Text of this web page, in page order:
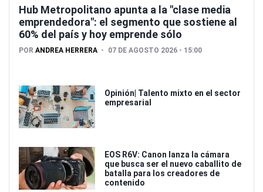
Hub Metropolitano apunta a la "clase media
emprendedora": el segmento que sostiene al
60% del país y hoy emprende sólo
POR ANDREA HERRERA 07 DE AGOSTO 2026 - 15:00
Opinión| Talento mixto en el sector
empresarial
EOS R6V: Canon lanza la cámara
que busca ser el nuevo caballito de
batalla para los creadores de
contenido